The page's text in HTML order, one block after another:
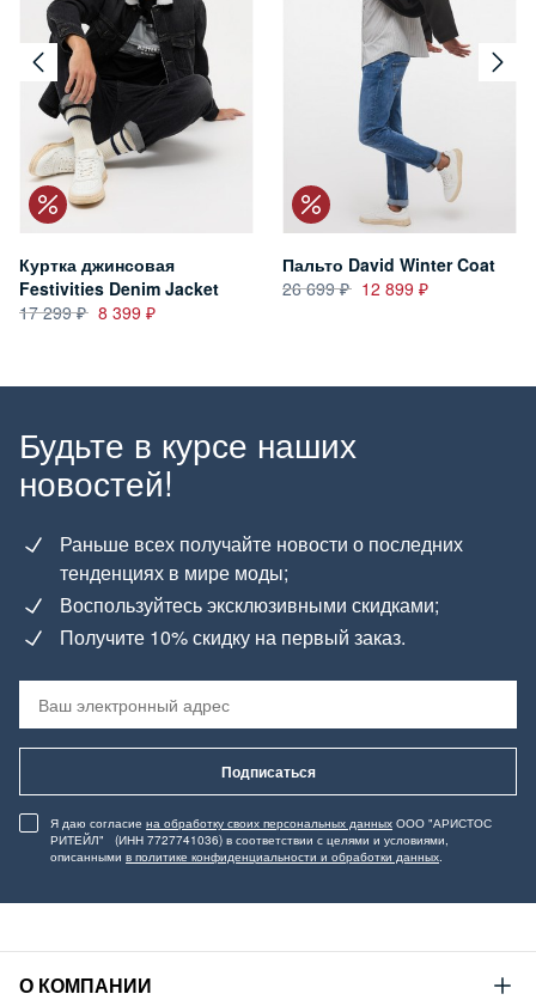
Куртка джинсовая
Festivities Denim Jacket
17 299
8 399
Пальто David Winter Coat
26 699
12 899
Будьте в курсе наших
новостей!
Раньше всех получайте новости о последних
тенденциях в мире моды;
Воспользуйтесь эксклюзивными скидками;
Получите 10% скидку на первый заказ.
Подписаться
Я даю согласие на обработку своих персональных данных ООО "АРИСТОС
РИТЕЙЛ" (ИНН 7727741036) в соответствии с целями и условиями,
описанными в политике конфиденциальности и обработки данных
О КОМПАНИИ